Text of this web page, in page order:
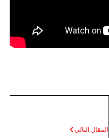
المقال التالي